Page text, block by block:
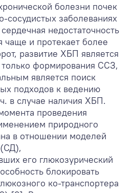
болезни почек
заболеваниях
недостаточность
и протекает более
развитие ХБП является
формирования ССЗ,
является поиск
подходов к ведению
в случае наличия ХБП.
проведения
природного
в отношении моделей
его глюкозурический
блокировать
ко-транспортера